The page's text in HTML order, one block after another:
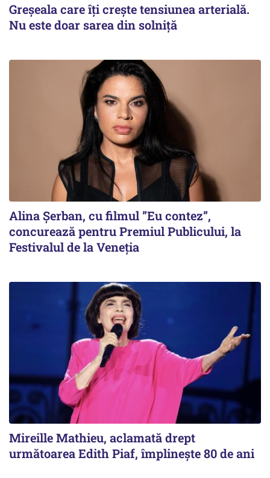
Greșeala care îți crește tensiunea arterială.
Nu este doar sarea din solniță
Alina Șerban, cu filmul ”Eu contez”,
concurează pentru Premiul Publicului, la
Festivalul de la Veneția
Mireille Mathieu, aclamată drept
următoarea Edith Piaf, împlinește 80 de ani